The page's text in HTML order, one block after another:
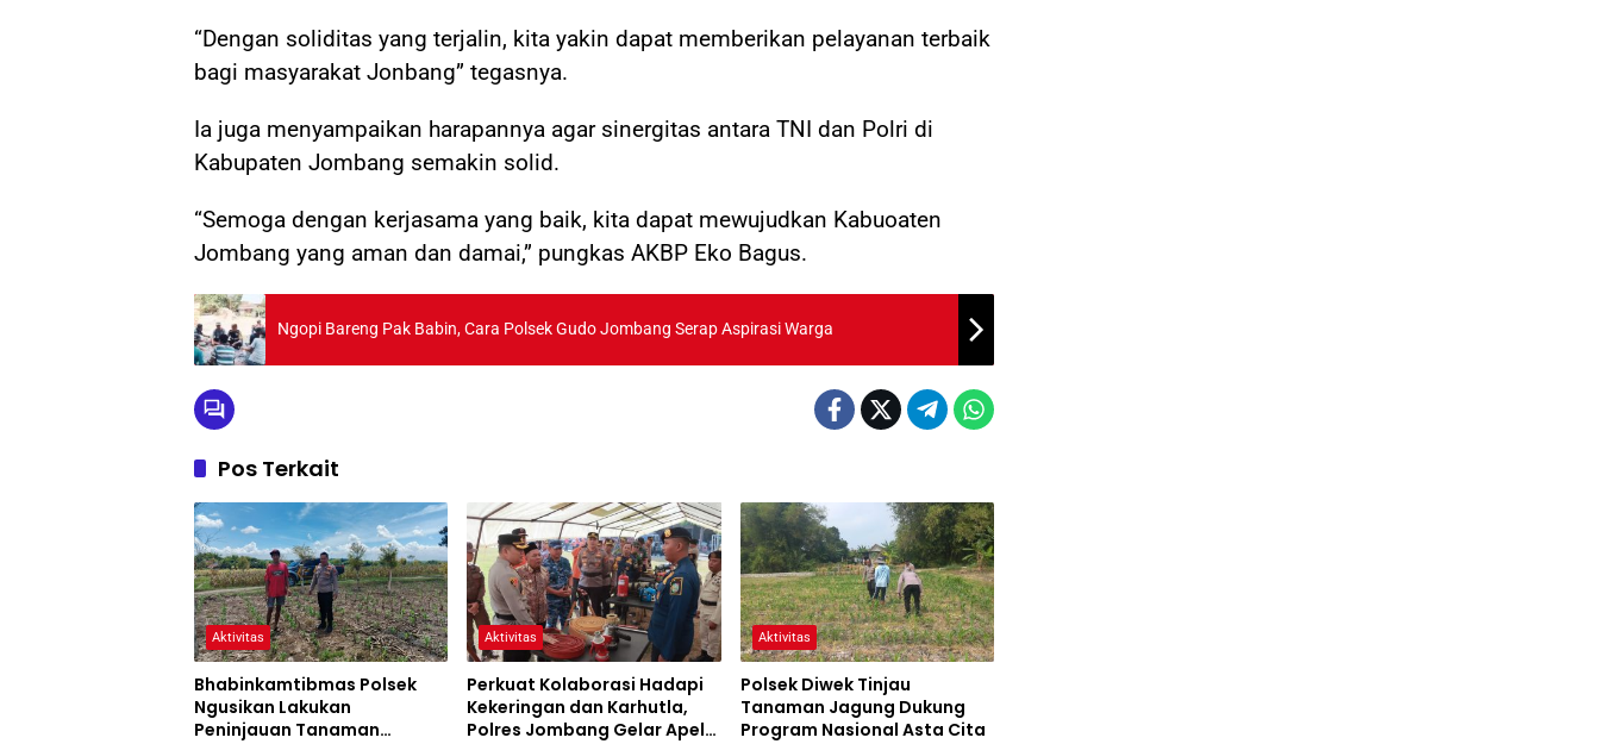
“Dengan soliditas yang terjalin, kita yakin dapat memberikan pelayanan terbaik
bagi masyarakat Jonbang” tegasnya.
Ia juga menyampaikan harapannya agar sinergitas antara TNI dan Polri di
Kabupaten Jombang semakin solid.
“Semoga dengan kerjasama yang baik, kita dapat mewujudkan Kabuoaten
Jombang yang aman dan damai,” pungkas AKBP Eko Bagus.
Ngopi Bareng Pak Babin, Cara Polsek Gudo Jombang Serap Aspirasi Warga
Pos Terkait
Aktivitas
Bhabinkamtibmas Polsek
Ngusikan Lakukan
Peninjauan Tanaman
Aktivitas
Perkuat Kolaborasi Hadapi
Kekeringan dan Karhutla,
Polres Jombang Gelar Apel
Aktivitas
Polsek Diwek Tinjau
Tanaman Jagung Dukung
Program Nasional Asta Cita